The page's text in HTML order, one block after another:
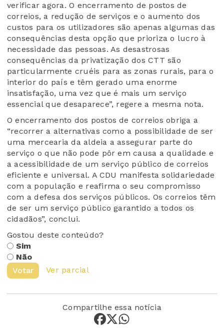
verificar agora. O encerramento de postos de
correios, a redução de serviços e o aumento dos
custos para os utilizadores são apenas algumas das
consequências desta opção que prioriza o lucro à
necessidade das pessoas. As desastrosas
consequências da privatização dos CTT são
particularmente cruéis para as zonas rurais, para o
interior do país e têm gerado uma enorme
insatisfação, uma vez que é mais um serviço
essencial que desaparece”, regere a mesma nota.
O encerramento dos postos de correios obriga a
“recorrer a alternativas como a possibilidade de ser
uma mercearia da aldeia a assegurar parte do
serviço o que não pode pôr em causa a qualidade e
a acessibilidade de um serviço público de correios
eficiente e universal. A CDU manifesta solidariedade
com a população e reafirma o seu compromisso
com a defesa dos serviços públicos. Os correios têm
de ser um serviço público garantido a todos os
cidadãos”, conclui.
Gostou deste conteúdo?
Sim
Não
Votar
Ver parcial
Compartilhe essa notícia